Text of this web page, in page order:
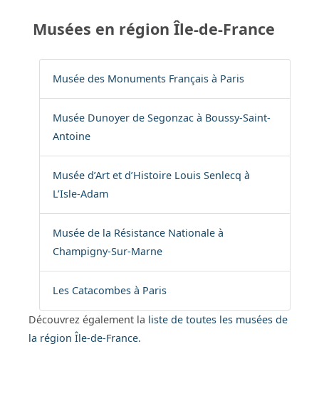
Musées en région Île-de-France
Musée des Monuments Français à Paris
Musée Dunoyer de Segonzac à Boussy-Saint-
Antoine
Musée d’Art et d’Histoire Louis Senlecq à
L’Isle-Adam
Musée de la Résistance Nationale à
Champigny-Sur-Marne
Les Catacombes à Paris
Découvrez également la liste de toutes les musées de
la région Île-de-France.